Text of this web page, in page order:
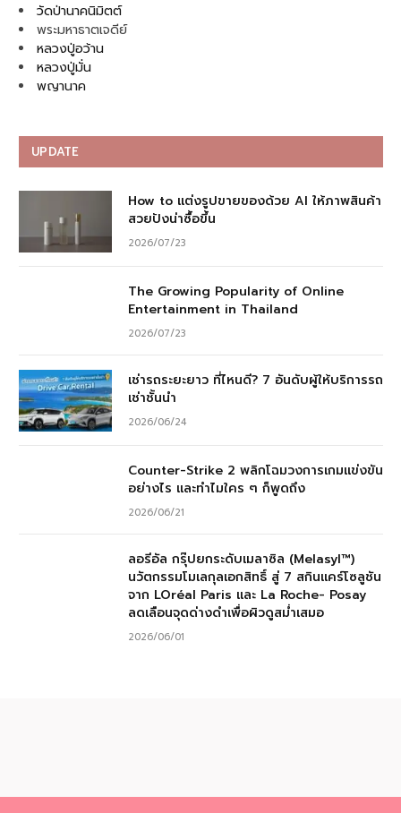
วัดป่านาคนิมิตต์
พระมหาธาตเจดีย์
หลวงปู่อว้าน
หลวงปู่มั่น
พญานาค
UPDATE
How to แต่งรูปขายของด้วย AI ให้ภาพสินค้า
สวยปังน่าซื้อขึ้น
2026/07/23
The Growing Popularity of Online
Entertainment in Thailand
2026/07/23
เช่ารถระยะยาว ที่ไหนดี? 7 อันดับผู้ให้บริการรถ
เช่าชั้นนำ
2026/06/24
Counter-Strike 2 พลิกโฉมวงการเกมแข่งขัน
อย่างไร และทำไมใคร ๆ ก็พูดถึง
2026/06/21
ลอรีอัล กรุ๊ปยกระดับเมลาซิล (Melasyl™)
นวัตกรรมโมเลกุลเอกสิทธิ์ สู่ 7 สกินแคร์โซลูชัน
จาก LOréal Paris และ La Roche- Posay
ลดเลือนจุดด่างดำเพื่อผิวดูสม่ำเสมอ
2026/06/01